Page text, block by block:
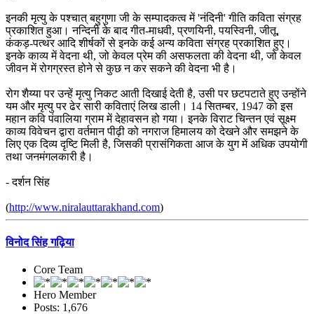
इनकी मृत्यु के पश्चात् बहुगुणा जी के सम्पादकत्व में 'नंदिनी' गीति कविता संग्रह
प्रकाशित हुआ। नन्दिनी के बाद गीत-माधवी, प्रणयिनी, पयस्विनी, जीतू,
कंकड़-पत्थर आदि शीर्षकों से इनके कई अन्य कविता संग्रह प्रकाशित हुए।
इनके काव्य में वेदना थी, जो केवल प्रेम की असफलता की वेदना थी, जो केवल
जीवन में रोगग्रस्त होने से कुछ न कर सकने की वेदना भी है।
रोग शैय्या पर उन्हें मृत्यु निकट आती दिखाई देती है, उसी पर छटपटाते हुए उन्होंने
यम और मृत्यु पर ढेर सारी कविताएं लिख डाली। 14 सितम्बर, 1947 को इस
महान कवि पंवालिया ग्राम में देहावसन हो गया। इनके विराट चिन्तन एवं सूक्ष्म
काव्य विवेचन द्वारा वर्तमान पीढ़ी को नगराज हिमालय को देखने और समझने के
लिए एक दिव्य दृष्टि मिली है, जिसकी प्रासंगिकता आज के युग में अधिक उपयोगी
तथा जनमंगलकारी है।
- दर्शन सिंह
(http://www.niralauttarakhand.com)
विनोद सिंह गढ़िया
Core Team
Hero Member
Posts: 1,676